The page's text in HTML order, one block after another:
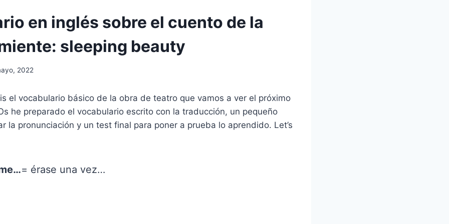
en inglés sobre el cuento de la
sleeping beauty
2022
el vocabulario básico de la obra de teatro que vamos a ver el próximo
he preparado el vocabulario escrito con la traducción, un pequeño
la pronunciación y un test final para poner a prueba lo aprendido. Let’s
= érase una vez…